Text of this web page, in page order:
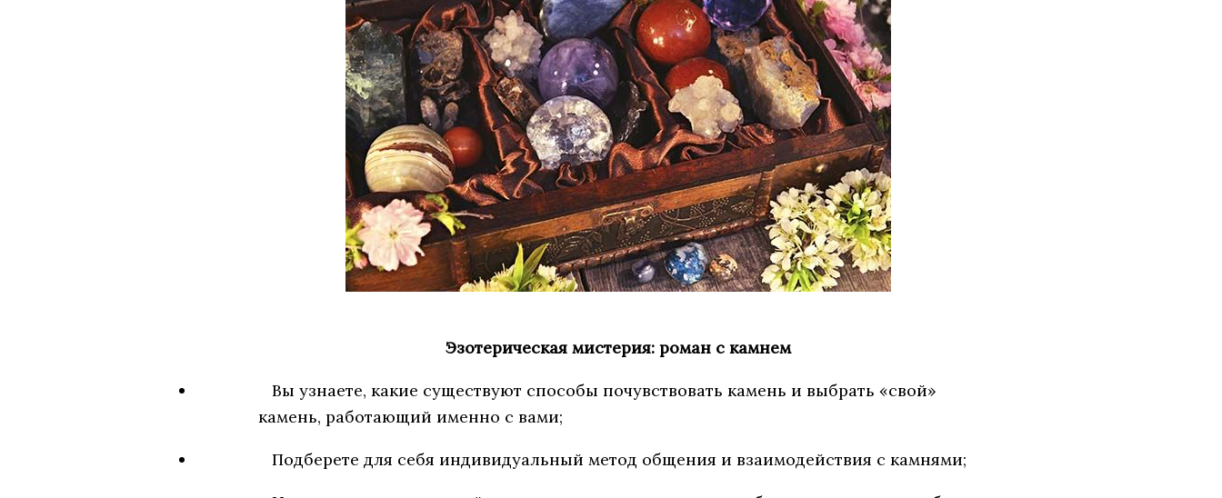
Эзотерическая мистерия: роман с камнем
Вы узнаете, какие существуют способы почувствовать камень и выбрать «свой»
камень, работающий именно с вами;
Подберете для себя индивидуальный метод общения и взаимодействия с камнями;